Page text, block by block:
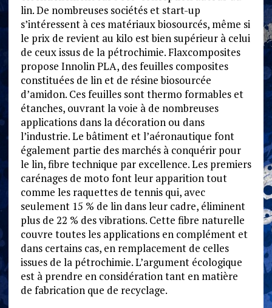
lin. De nombreuses sociétés et start-up
s’intéressent à ces matériaux biosourcés, même si
le prix de revient au kilo est bien supérieur à celui
de ceux issus de la pétrochimie. Flaxcomposites
propose Innolin PLA, des feuilles composites
constituées de lin et de résine biosourcée
d’amidon. Ces feuilles sont thermo formables et
étanches, ouvrant la voie à de nombreuses
applications dans la décoration ou dans
l’industrie. Le bâtiment et l’aéronautique font
également partie des marchés à conquérir pour
le lin, fibre technique par excellence. Les premiers
carénages de moto font leur apparition tout
comme les raquettes de tennis qui, avec
seulement 15 % de lin dans leur cadre, éliminent
plus de 22 % des vibrations. Cette fibre naturelle
couvre toutes les applications en complément et
dans certains cas, en remplacement de celles
issues de la pétrochimie. L’argument écologique
est à prendre en considération tant en matière
de fabrication que de recyclage.